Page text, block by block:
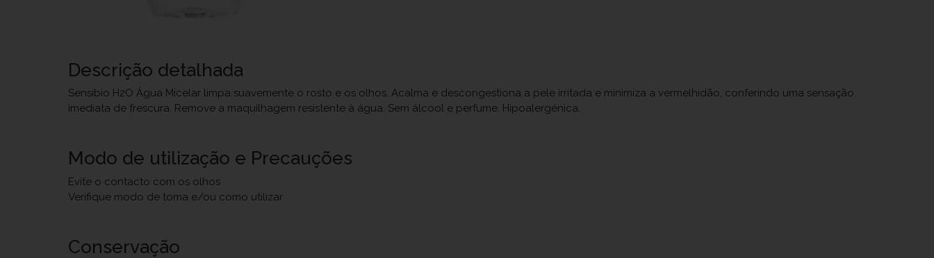
Descrição detalhada
Sensibio H2O Água Micelar limpa suavemente o rosto e os olhos. Acalma e descongestiona a pele irritada e minimiza a vermelhidão, conferindo uma sensação
imediata de frescura. Remove a maquilhagem resistente à água. Sem álcool e perfume. Hipoalergénica.
Modo de utilização e Precauções
Evite o contacto com os olhos
Verifique modo de toma e/ou como utilizar
Conservação